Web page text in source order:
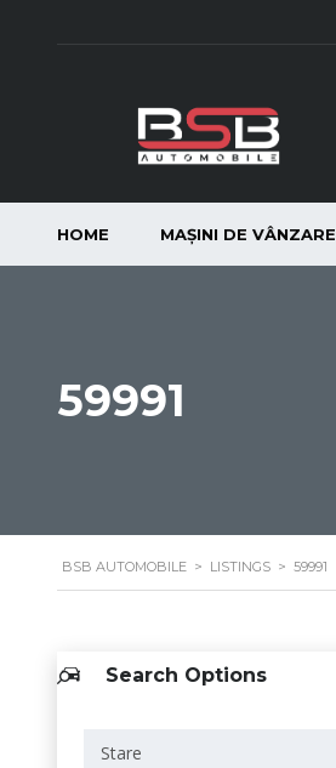
HOME MAȘINI DE VÂNZARE
59991
BSB AUTOMOBILE > LISTINGS > 59991
Search Options
Stare